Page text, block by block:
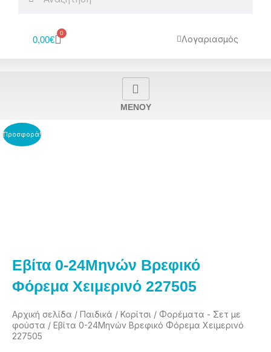
0,00€
0
Cart Λογαριασμός
MENOY
Προσφορά!
Εβίτα 0-24Μηνών Βρεφικό
Φόρεμα Χειμερινό 227505
Αρχική σελίδα / Παιδικά / Κορίτσι / Φορέματα - Σετ με
φούστα / Εβίτα 0-24Μηνών Βρεφικό Φόρεμα Χειμερινό
227505